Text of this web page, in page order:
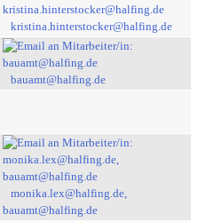
kristina.hinterstocker@halfing.de
bauamt@halfing.de
monika.lex@halfing.de,
bauamt@halfing.de